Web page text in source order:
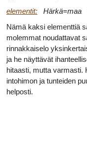
elementit: Härkä=maa
Nämä kaksi elementtiä
molemmat noudattavat
rinnakkaiselo
ja he näyttävät
hitaasti, mutta varmasti.
intohimon ja tunteiden
helposti.